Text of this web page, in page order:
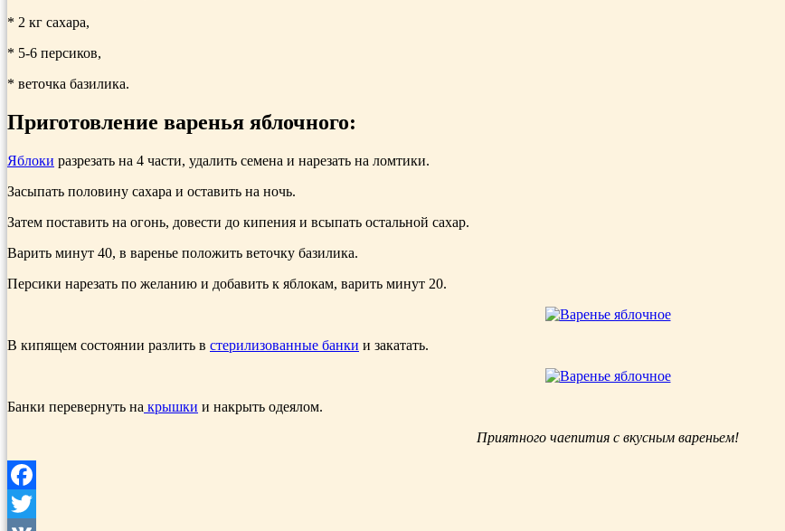
* 2 кг сахара,
* 5-6 персиков,
* веточка базилика.
Приготовление варенья яблочного:
Яблоки разрезать на 4 части, удалить семена и нарезать на ломтики.
Засыпать половину сахара и оставить на ночь.
Затем поставить на огонь, довести до кипения и всыпать остальной сахар.
Варить минут 40, в варенье положить веточку базилика.
Персики нарезать по желанию и добавить к яблокам, варить минут 20.
В кипящем состоянии разлить в стерилизованные банки и закатать.
Банки перевернуть на крышки и накрыть одеялом.
Приятного чаепития с вкусным вареньем!
Facebook